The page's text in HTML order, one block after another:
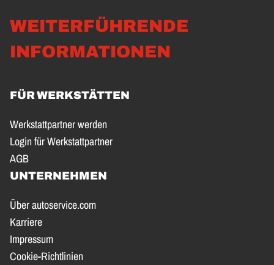
WEITERFÜHRENDE
INFORMATIONEN
FÜR WERKSTÄTTEN
Werkstattpartner werden
Login für Werkstattpartner
AGB
UNTERNEHMEN
Über autoservice.com
Karriere
Impressum
Cookie-Richtlinien